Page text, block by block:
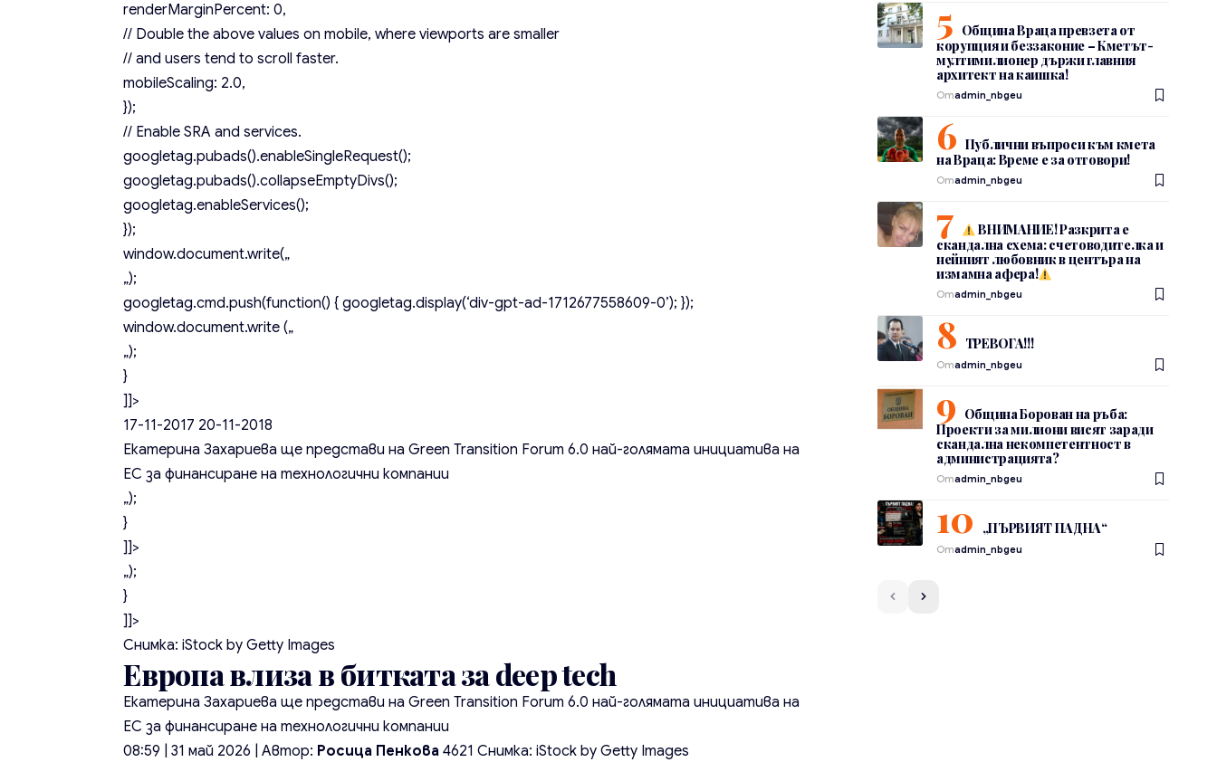
renderMarginPercent: 0,
// Double the above values on mobile, where viewports are smaller
// and users tend to scroll faster.
mobileScaling: 2.0,
});
// Enable SRA and services.
googletag.pubads().enableSingleRequest();
googletag.pubads().collapseEmptyDivs();
googletag.enableServices();
});
window.document.write(„
„);
googletag.cmd.push(function() { googletag.display(‘div-gpt-ad-1712677558609-0’); });
window.document.write („
„);
}
]]>
17-11-2017 20-11-2018
Екатерина Захариева ще представи на Green Transition Forum 6.0 най-голямата инициатива на
ЕС за финансиране на технологични компании
„);
}
]]>
„);
}
]]>
Снимка: iStock by Getty Images
Европа влиза в битката за deep tech
Екатерина Захариева ще представи на Green Transition Forum 6.0 най-голямата инициатива на
ЕС за финансиране на технологични компании
08:59 | 31 май 2026 | Автор: Росица Пенкова 4621 Снимка: iStock by Getty Images
Община Враца превзета от
корупция и беззаконие – Кметът-
мултимилионер държи главния
архитект на каишка!
Отadmin_nbgeu
Публични въпроси към кмета
на Враца: Време е за отговори!
Отadmin_nbgeu
ВНИМАНИЕ! Разкрита е
скандална схема: счетоводителка и
нейният любовник в центъра на
измамна афера!
Отadmin_nbgeu
ТРЕВОГА!!!
Отadmin_nbgeu
Община Борован на ръба:
Проекти за милиони висят заради
скандална некомпетентност в
администрацията?
Отadmin_nbgeu
„ПЪРВИЯТ ПАДНА“
Отadmin_nbgeu